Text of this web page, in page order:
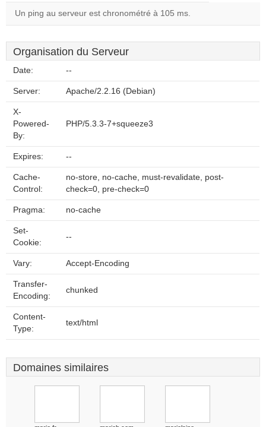
Un ping au serveur est chronométré à 105 ms.
Organisation du Serveur
Date: --
Server: Apache/2.2.16 (Debian)
X-
Powered-
By:
PHP/5.3.3-7+squeeze3
Expires: --
Cache-
Control:
no-store, no-cache, must-revalidate, post-
check=0, pre-check=0
Pragma: no-cache
Set-
Cookie:
--
Vary: Accept-Encoding
Transfer-
Encoding:
chunked
Content-
Type:
text/html
Domaines similaires